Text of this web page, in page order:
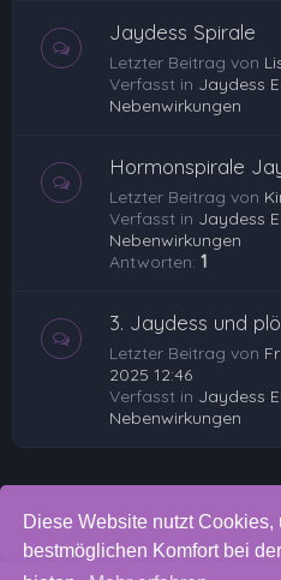
Diese Website nutzt Cookies,
bestmöglichen Komfort bei
Jaydess Spirale
Letzter Beitrag von
Verfasst in Jaydess
Nebenwirkungen
Hormonspirale
Letzter Beitrag von
Verfasst in Jaydess
Nebenwirkungen
Antworten: 1
3. Jaydess und
Letzter Beitrag von
2025 12:46
Verfasst in Jaydess
Nebenwirkungen